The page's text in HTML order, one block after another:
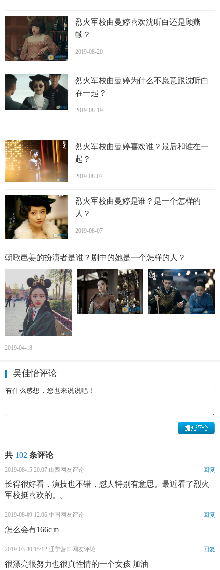
爸虎妞》，饰演二婚律师杜思远的女儿杜杜。
2016年2月，在民国魔幻网络剧《半妖倾城》中客串清装少女
东哥，并搭档宋威龙为该剧主演了具有独立故事性的青春校
可能在于正执导的 神话剧《朝歌》中饰演邑姜。
2019年8月6日，参演惠楷栋导演执导的电视剧《
》，在剧中饰演曲曼婷。
吴佳怡个人资料简介 吴佳怡《半妖倾城》剧照
吴佳怡模样清新、宛若邻家女孩，可谓清新脱俗，娇艳欲
滴，让人看着非常舒服。（新浪教育、搜狐娱乐评）
吴佳怡在《非同小可》中有出色的表现，敬业精神和演技受
到广泛的肯定。她在《半妖倾城》先导片中表现优异，以青
涩美好的面庞演绎了一出收割少女心的好戏。（北青网、腾
讯娱乐、网易娱乐评）
烈火军校曲曼婷喜欢沈听白还是顾燕
帧？
2019-08-20
烈火军校曲曼婷为什么不愿意跟沈听白
在一起？
2019-08-19
烈火军校曲曼婷喜欢谁？最后和谁在一
起？
2019-08-07
烈火军校曲曼婷是谁？是一个怎样的
人？
2019-08-07
朝歌邑姜的扮演者是谁？剧中的她是一个怎样的人？
2019-04-18
吴佳怡评论
共 102 条评论
2019-08-15 20:07 山西网友评论 回复
长得很好看，演技也不错，怼人特别有意思。最近看了烈火
军校挺喜欢的。。
2019-08-09 12:06 中国网友评论 回复
怎么会有166c m
2019-03-30 15:12 辽宁营口网友评论 回复
很漂亮很努力也很真性情的一个女孩 加油